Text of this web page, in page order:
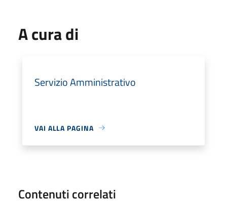
A cura di
Servizio Amministrativo
VAI ALLA PAGINA
Contenuti correlati